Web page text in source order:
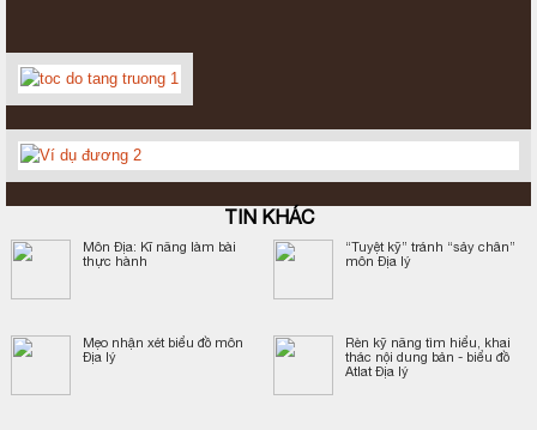
TIN KHÁC
Môn Địa: Kĩ năng làm bài
thực hành
“Tuyệt kỹ” tránh “sảy chân”
môn Địa lý
Mẹo nhận xét biểu đồ môn
Địa lý
Rèn kỹ năng tìm hiểu, khai
thác nội dung bản - biểu đồ
Atlat Địa lý